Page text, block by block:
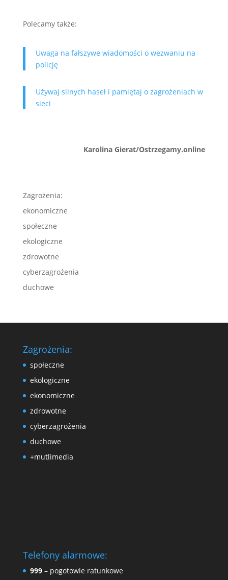
Polecamy także:
Uwaga na fałszywe wiadomości o wezwaniu na
policję
Używaj silnych haseł i pamiętaj o zagrożeniach w
sieci
Karolina Gierat/Ostrzegamy.online
Zagrożenia:
ekonomiczne
społeczne
ekologiczne
zdrowotne
cyberzagrożenia
duchowe
Zagrożenia:
społeczne
ekologiczne
ekonomiczne
zdrowotne
cyberzagrożenia
duchowe
+mutlimedia
Telefony alarmowe:
999– pogotowie ratunkowe